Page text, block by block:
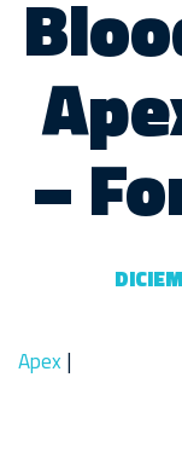
–
Apex |